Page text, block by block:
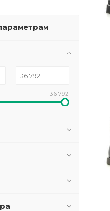
36 792